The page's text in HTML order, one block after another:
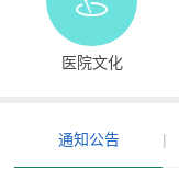
医院文化
通知公告 |